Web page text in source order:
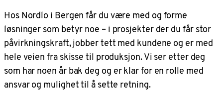
Hos Nordlo i Bergen får du være med og forme
løsninger som betyr noe – i prosjekter der du får stor
påvirkningskraft, jobber tett med kundene og er med
hele veien fra skisse til produksjon. Vi ser etter deg
som har noen år bak deg og er klar for en rolle med
ansvar og mulighet til å sette retning.